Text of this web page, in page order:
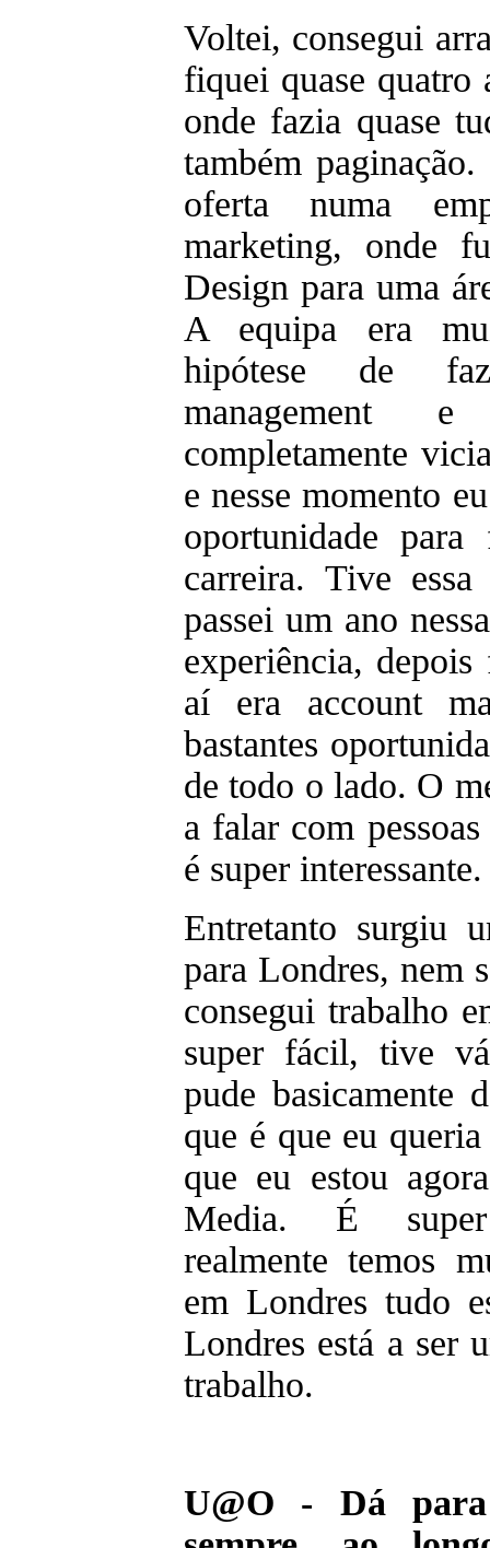
Voltei, consegui
fiquei quase quatro
onde fazia quase
também
oferta numa
marketing, onde
Design para uma
A equipa era
hipótese de
management
completamente
e nesse momento
oportunidade
carreira. Tive essa
passei um ano
experiência,
aí era account
bastantes
de todo o lado. O
a falar com
é super interessante.
Entretanto surgiu
para Londres, nem
consegui trabalho
super fácil, tive
pude basicamente
que é que eu
que eu estou
Media. É super
realmente temos
em Londres tudo
Londres está a ser
trabalho.
U@O - Dá para